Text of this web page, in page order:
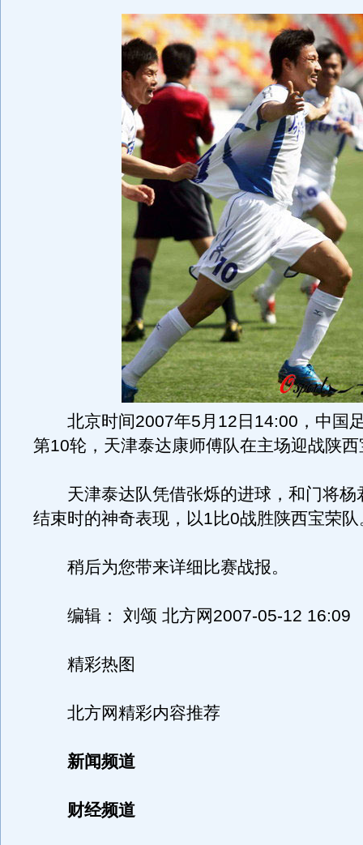
北京时间2007年5月12日14:00，中国
第10轮，天津泰达康师傅队在主场迎战陕
天津泰达队凭借张烁的进球，和门将杨
结束时的神奇表现，以1比0战胜陕西宝荣队
稍后为您带来详细比赛战报。
编辑： 刘颂 北方网2007-05-12 16:09
精彩热图
北方网精彩内容推荐
新闻频道
财经频道